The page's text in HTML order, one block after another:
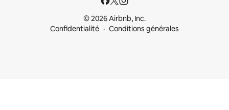
© 2026 Airbnb, Inc.
Confidentialité
Conditions générales